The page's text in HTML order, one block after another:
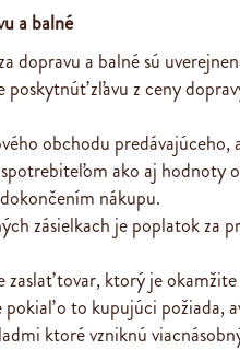
a balné
dopravu a balné sú
poskytnúť zľavu z ceny
obchodu
ako aj hodnoty
nákupu.
zásielkach je poplatok za
zaslať tovar, ktorý je
o to kupujúci požiada,
ktoré vzniknú